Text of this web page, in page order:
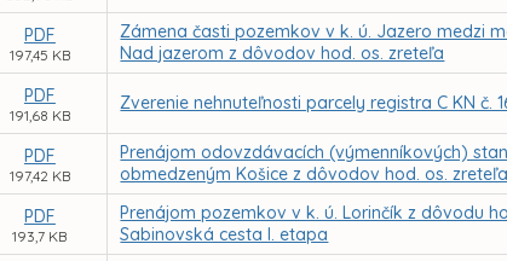
PDF
197,45 KB
Zámena časti pozemkov v k. ú. Jazero medzi
Nad jazerom z dôvodov hod. os. zreteľa
PDF
191,68 KB
Zverenie nehnuteľnosti parcely registra C KN č.
PDF
197,42 KB
Prenájom odovzdávacích (výmenníkových)
obmedzeným Košice z dôvodov hod. os. zreteľa
PDF
193,7 KB
Prenájom pozemkov v k. ú. Lorinčík z dôvodu
Sabinovská cesta I. etapa